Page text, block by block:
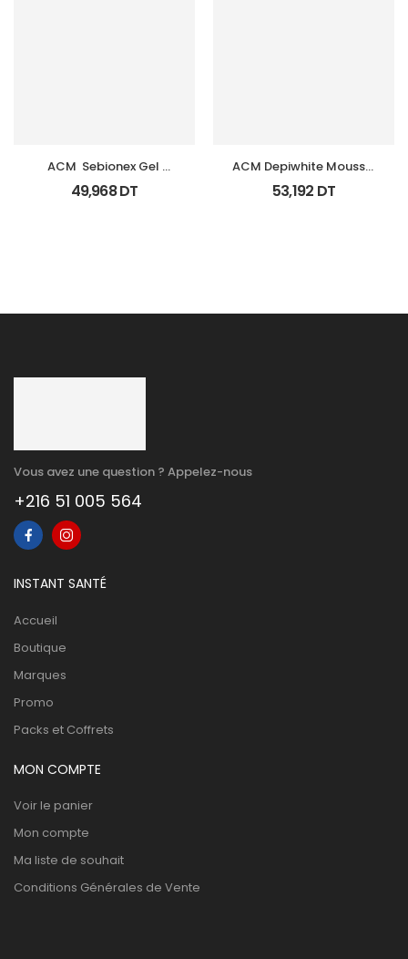
ACM  Sebionex Gel
Nettoyant Purifiant Fl
200Ml
49,968DT
ACM Depiwhite Mousse
Nettoyante Eclairciss
200Ml
53,192 DT
Vous avez une question ? Appelez-nous
+216 51 005 564
INSTANT SANTÉ
Accueil
Boutique
Marques
Promo
Packs et Coffrets
MON COMPTE
Voir le panier
Mon compte
Ma liste de souhait
Conditions Générales de Vente